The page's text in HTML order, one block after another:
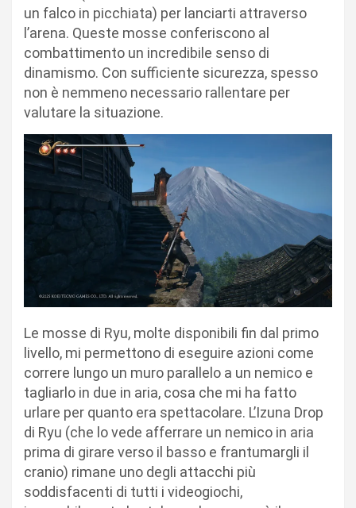
un falco in picchiata) per lanciarti attraverso
l’arena. Queste mosse conferiscono al
combattimento un incredibile senso di
dinamismo. Con sufficiente sicurezza, spesso
non è nemmeno necessario rallentare per
valutare la situazione.
Le mosse di Ryu, molte disponibili fin dal primo
livello, mi permettono di eseguire azioni come
correre lungo un muro parallelo a un nemico e
tagliarlo in due in aria, cosa che mi ha fatto
urlare per quanto era spettacolare. L’Izuna Drop
di Ryu (che lo vede afferrare un nemico in aria
prima di girare verso il basso e frantumargli il
cranio) rimane uno degli attacchi più
soddisfacenti di tutti i videogiochi,